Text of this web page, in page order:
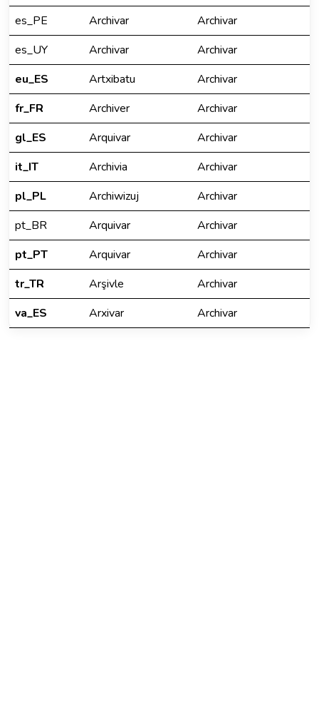
es_PE
Archivar
Archivar
es_UY
Archivar
Archivar
eu_ES
Artxibatu
Archivar
fr_FR
Archiver
Archivar
gl_ES
Arquivar
Archivar
it_IT
Archivia
Archivar
pl_PL
Archiwizuj
Archivar
pt_BR
Arquivar
Archivar
pt_PT
Arquivar
Archivar
tr_TR
Arşivle
Archivar
va_ES
Arxivar Archivar